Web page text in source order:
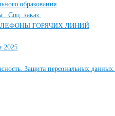
образования
. Соц. заказ.
ГОРЯЧИХ ЛИНИЙ
2025
Защита персональных данных.